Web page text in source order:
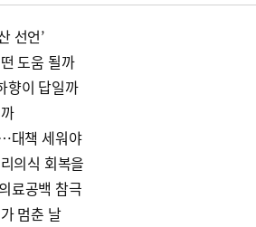
선언’
도움 될까
향이 답일까
대책 세워야
의식 회복을
료공백 참극
멈춘 날